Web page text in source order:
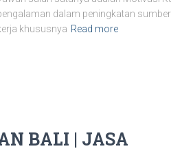
dalam peningkatan
khususnya Read more
BALI | JASA